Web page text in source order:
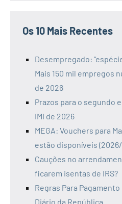
Os 10 Mais Recentes
Desempregado:
Mais 150 mil empregos
de 2026
Prazos para o segundo
IMI de 2026
MEGA: Vouchers para
estão disponíveis
Cauções no
ficarem isentas de IRS?
Regras Para
Diário da República